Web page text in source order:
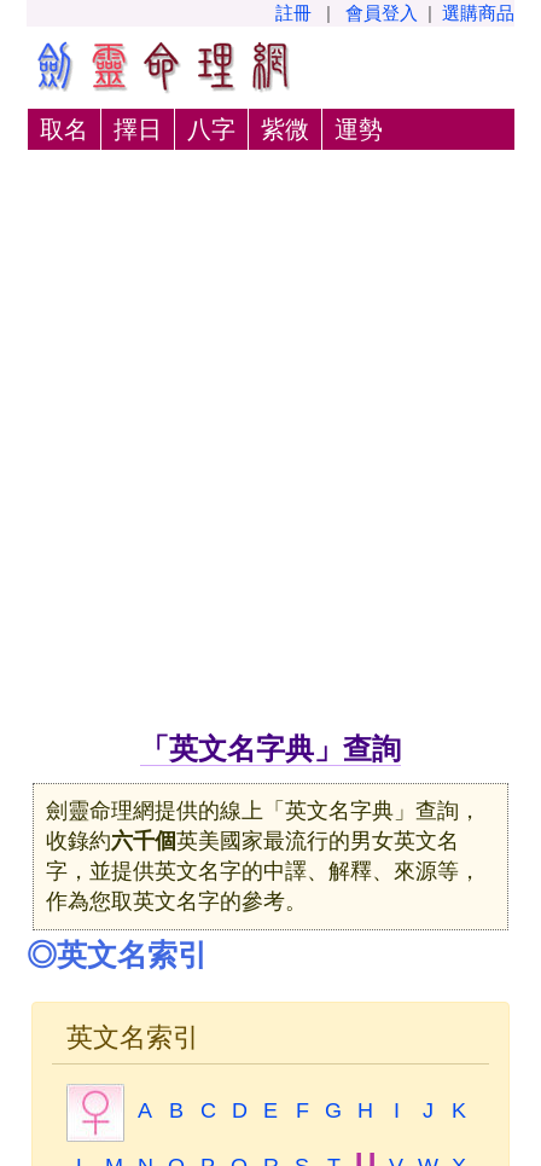
註冊 | 會員登入 | 選購商品
取名 擇日 八字 紫微 運勢
「英文名字典」查詢
劍靈命理網提供的線上「英文名字典」查詢，
收錄約六千個英美國家最流行的男女英文名
字，並提供英文名字的中譯、解釋、來源等，
作為您取英文名字的參考。
◎英文名索引
英文名索引
A B C D E F G H I J K